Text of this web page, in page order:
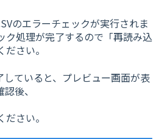
のエラーチェックが実行されま
ク処理が完了するので「再読み込
さい。
ていると、プレビュー画面が表
後、
ださい。